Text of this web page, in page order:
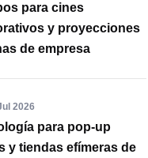
para cines
y proyecciones
de empresa
2026
para pop-up
y tiendas efímeras de